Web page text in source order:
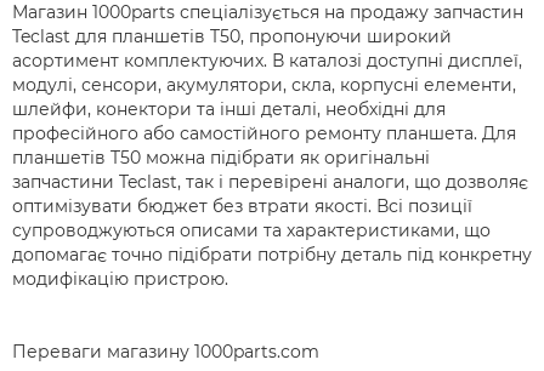
Магазин 1000parts спеціалізується на продажу запчастин
Teclast для планшетів T50, пропонуючи широкий
асортимент комплектуючих. В каталозі доступні дисплеї,
модулі, сенсори, акумулятори, скла, корпусні елементи,
шлейфи, конектори та інші деталі, необхідні для
професійного або самостійного ремонту планшета. Для
планшетів T50 можна підібрати як оригінальні
запчастини Teclast, так і перевірені аналоги, що дозволяє
оптимізувати бюджет без втрати якості. Всі позиції
супроводжуються описами та характеристиками, що
допомагає точно підібрати потрібну деталь під конкретну
модифікацію пристрою.
Переваги магазину 1000parts.com